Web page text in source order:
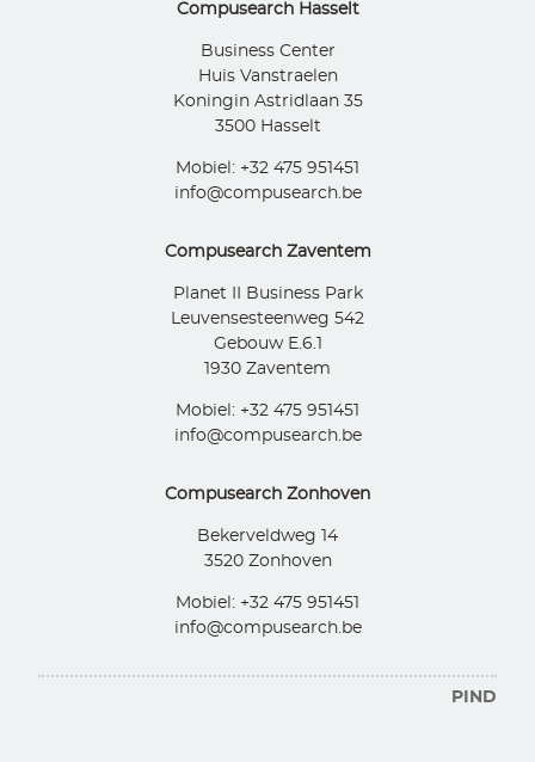
Compusearch Hasselt
Business Center
Huis Vanstraelen
Koningin Astridlaan 35
3500 Hasselt
Mobiel: +32 475 951451
info@compusearch.be
Compusearch Zaventem
Planet II Business Park
Leuvensesteenweg 542
Gebouw E.6.1
1930 Zaventem
Mobiel: +32 475 951451
info@compusearch.be
Compusearch Zonhoven
Bekerveldweg 14
3520 Zonhoven
Mobiel: +32 475 951451
info@compusearch.be
PIND